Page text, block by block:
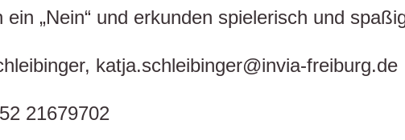
„Nein“ und erkunden spielerisch und
katja.schleibinger@invia-freiburg.de
21679702